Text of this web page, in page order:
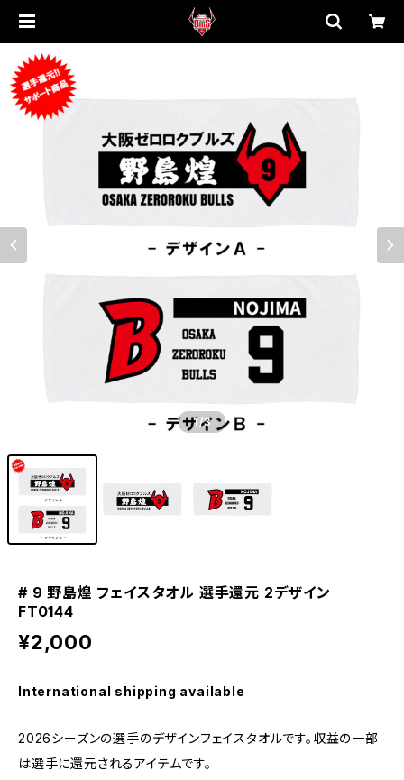
1/3
# 9 野島煌 フェイスタオル 選手還元 2デザイン
FT0144
¥2,000
International shipping available
2026シーズンの選手のデザインフェイスタオルです。収益の一部
は選手に還元されるアイテムです。